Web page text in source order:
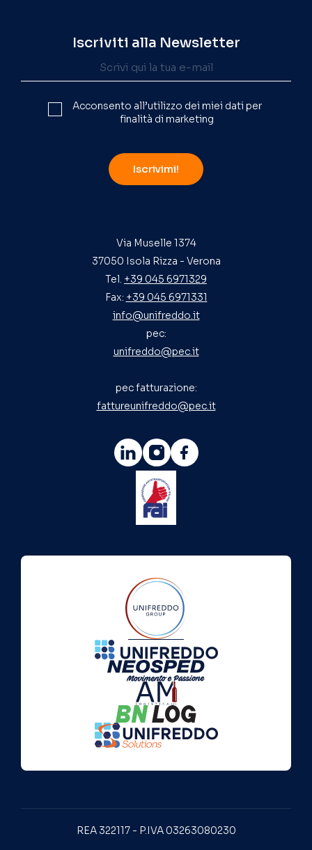
Via Muselle 1374
37050 Isola Rizza - Verona
Tel. +39 045 6971329
Fax: +39 045 6971331
info@unifreddo.it
pec:
unifreddo@pec.it
pec fatturazione:
fattureunifreddo@pec.it
Iscriviti alla Newsletter
Acconsento all’utilizzo dei miei dati per
finalità di marketing
Iscrivimi!
REA 322117 - P.IVA 03263080230